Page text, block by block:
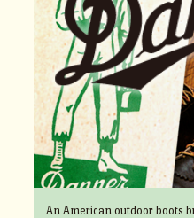
An American outdoor boots